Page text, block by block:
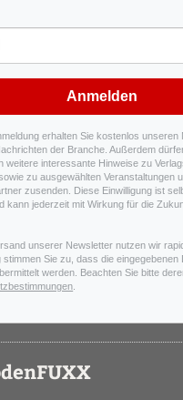
Anmelden
erhalten Sie kostenlos unseren
der Branche. Außerdem
weitere interessante Hinweise zu
zu ausgewählten Veranstaltungen
zusenden. Diese Einwilligung ist
kann jederzeit mit Wirkung für die
unserer Newsletter nutzen wir
stimmen Sie zu, dass die eingegebenen
werden. Beachten Sie bitte
.